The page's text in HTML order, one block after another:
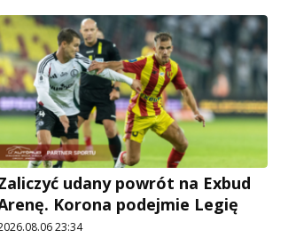
udany powrót na Exbud
Korona podejmie Legię
23:34